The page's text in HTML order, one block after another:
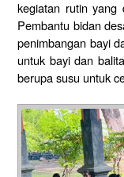
kegiatan rutin yang
Pembantu bidan
penimbangan bayi
untuk bayi dan
berupa susu untuk